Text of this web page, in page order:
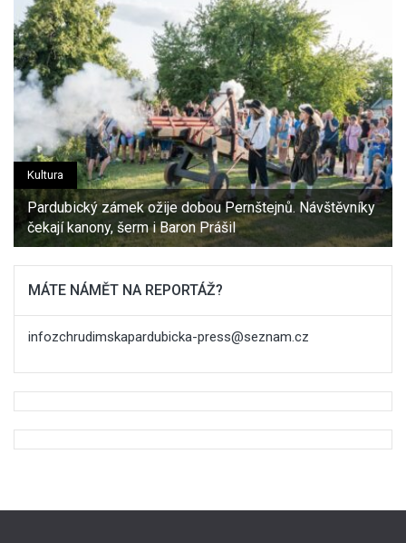
Kultura
Pardubický zámek ožije dobou Pernštejnů. Návštěvníky
čekají kanony, šerm i Baron Prášil
MÁTE NÁMĚT NA REPORTÁŽ?
infozchrudimskapardubicka-press@seznam.cz